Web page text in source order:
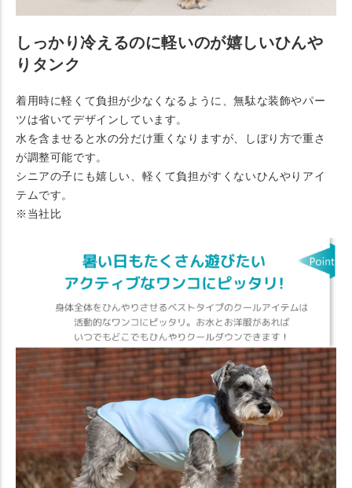
しっかり冷えるのに軽いのが嬉しいひんや
りタンク
着用時に軽くて負担が少なくなるように、無駄な装飾やパー
ツは省いてデザインしています。
水を含ませると水の分だけ重くなりますが、しぼり方で重さ
が調整可能です。
シニアの子にも嬉しい、軽くて負担がすくないひんやりアイ
テムです。
※当社比